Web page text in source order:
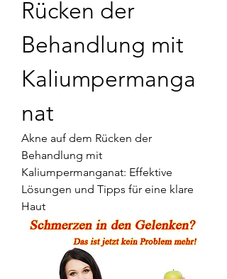
Rücken der
Behandlung mit
Kaliumpermanga
nat
Akne auf dem Rücken der
Behandlung mit
Kaliumpermanganat: Effektive
Lösungen und Tipps für eine klare
Haut